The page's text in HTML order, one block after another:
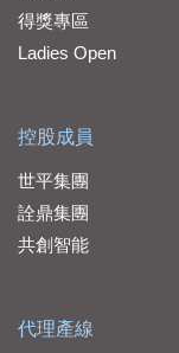
得獎專區
Ladies Open
控股成員
世平集團
詮鼎集團
共創智能
代理產線